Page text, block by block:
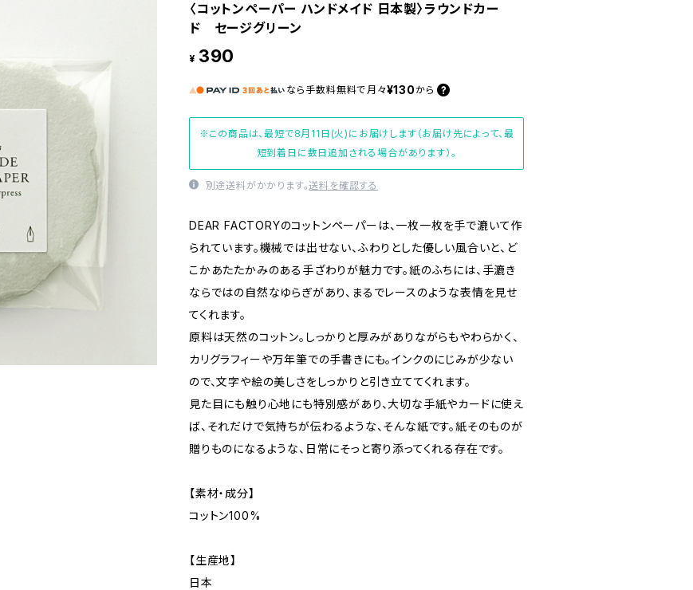
〈コットンペーパー ハンドメイド 日本製〉ラウンドカー
ド セージグリーン
¥ 390
なら 手数料無料で 月々¥130 から
※この商品は、最短で8月11日(火)にお届けします（お届け先によって、最
短到着日に数日追加される場合があります）。
別途送料がかかります。送料を確認する
DEAR FACTORYのコットンペーパーは、一枚一枚を手で漉いて作
られています。機械では出せない、ふわりとした優しい風合いと、ど
こかあたたかみのある手ざわりが魅力です。紙のふちには、手漉き
ならではの自然なゆらぎがあり、まるでレースのような表情を見せ
てくれます。
原料は天然のコットン。しっかりと厚みがありながらもやわらかく、
カリグラフィーや万年筆での手書きにも。インクのにじみが少ない
ので、文字や絵の美しさをしっかりと引き立ててくれます。
見た目にも触り心地にも特別感があり、大切な手紙やカードに使え
ば、それだけで気持ちが伝わるような、そんな紙です。紙そのものが
贈りものになるような、日常にそっと寄り添ってくれる存在です。
【素材・成分】
コットン100%
【生産地】
日本